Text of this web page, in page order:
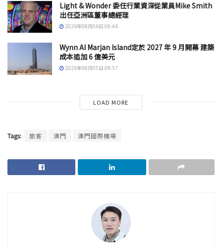
Light & Wonder 委任行業資深從業員Mike Smith
出任亞洲區董事總經理
2026年08月06日 09:46
Wynn Al Marjan Island定於 2027 年 9 月開幕 建築
成本追加 6 億美元
2026年08月05日 09:57
LOAD MORE
Tags: 旅客 澳門 澳門國際機場